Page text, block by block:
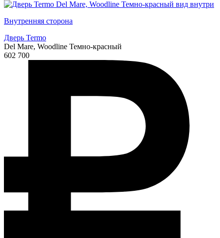
Внутренняя сторона
Дверь Termo
Del Mare, Woodline Темно-красный
602 700